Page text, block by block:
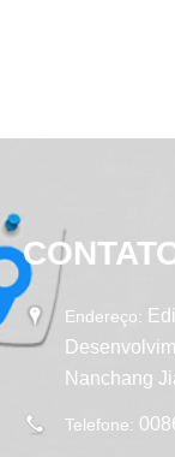
Endereço:
Nanchang
Telefone: